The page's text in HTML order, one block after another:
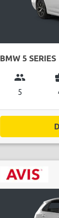
BMW 5 SERIES
group
5